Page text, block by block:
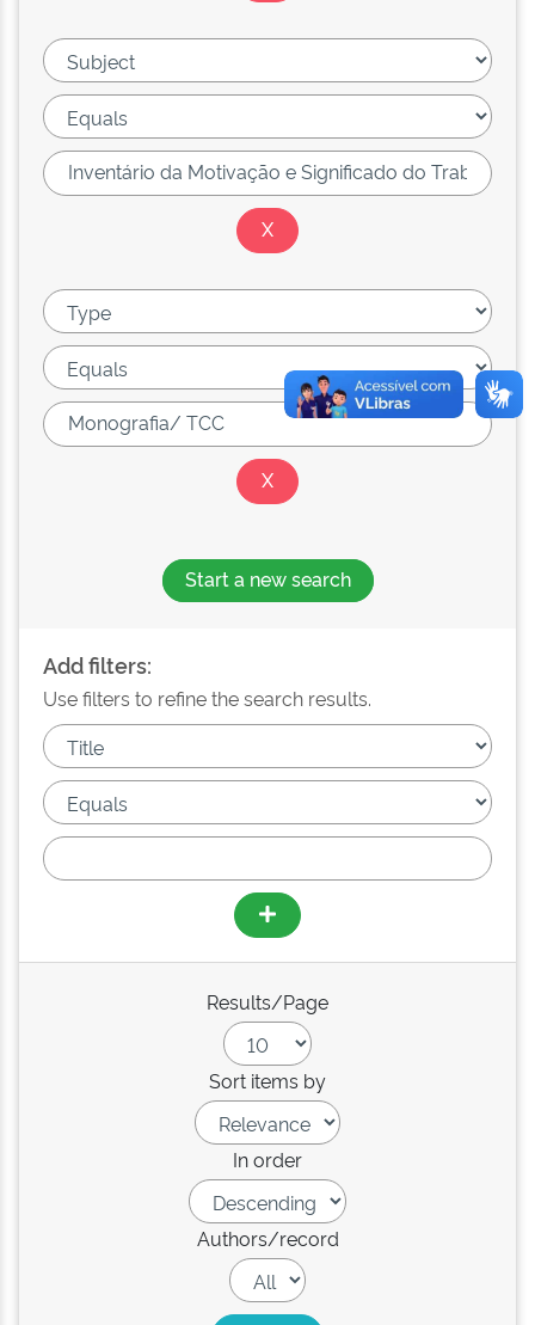
Start a new search
Add filters:
Use filters to refine the search results.
Results/Page
Sort items by
In order
Authors/record